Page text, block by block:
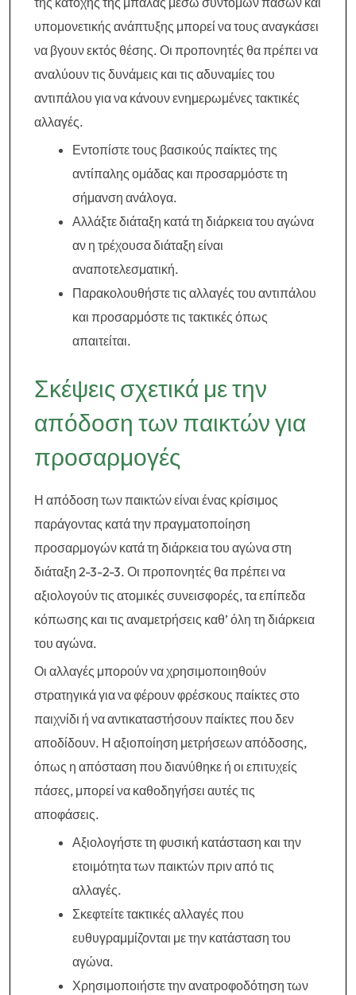
υπομονετικής ανάπτυξης μπορεί να τους αναγκάσει
να βγουν εκτός θέσης. Οι προπονητές θα πρέπει να
αναλύουν τις δυνάμεις και τις αδυναμίες του
αντιπάλου για να κάνουν ενημερωμένες τακτικές
αλλαγές.
Εντοπίστε τους βασικούς παίκτες της
αντίπαλης ομάδας και προσαρμόστε τη
σήμανση ανάλογα.
Αλλάξτε διάταξη κατά τη διάρκεια του αγώνα
αν η τρέχουσα διάταξη είναι
αναποτελεσματική.
Παρακολουθήστε τις αλλαγές του αντιπάλου
και προσαρμόστε τις τακτικές όπως
απαιτείται.
Σκέψεις σχετικά με την
απόδοση των παικτών για
προσαρμογές
Η απόδοση των παικτών είναι ένας κρίσιμος
παράγοντας κατά την πραγματοποίηση
προσαρμογών κατά τη διάρκεια του αγώνα στη
διάταξη 2-3-2-3. Οι προπονητές θα πρέπει να
αξιολογούν τις ατομικές συνεισφορές, τα επίπεδα
κόπωσης και τις αναμετρήσεις καθ’ όλη τη διάρκεια
του αγώνα.
Οι αλλαγές μπορούν να χρησιμοποιηθούν
στρατηγικά για να φέρουν φρέσκους παίκτες στο
παιχνίδι ή να αντικαταστήσουν παίκτες που δεν
αποδίδουν. Η αξιοποίηση μετρήσεων απόδοσης,
όπως η απόσταση που διανύθηκε ή οι επιτυχείς
πάσες, μπορεί να καθοδηγήσει αυτές τις
αποφάσεις.
Αξιολογήστε τη φυσική κατάσταση και την
ετοιμότητα των παικτών πριν από τις
αλλαγές.
Σκεφτείτε τακτικές αλλαγές που
ευθυγραμμίζονται με την κατάσταση του
αγώνα.
Χρησιμοποιήστε την ανατροφοδότηση των